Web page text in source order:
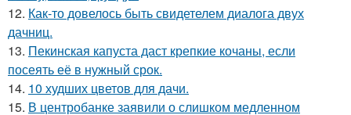
12. Как-то довелось быть свидетелем диалога двух
дачниц.
13. Пекинская капуста даст крепкие кочаны, если
посеять её в нужный срок.
14. 10 худших цветов для дачи.
15. В центробанке заявили о слишком медленном